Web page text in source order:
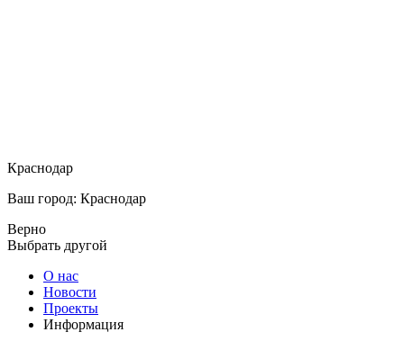
Краснодар
Ваш город: Краснодар
Верно
Выбрать другой
О нас
Новости
Проекты
Информация